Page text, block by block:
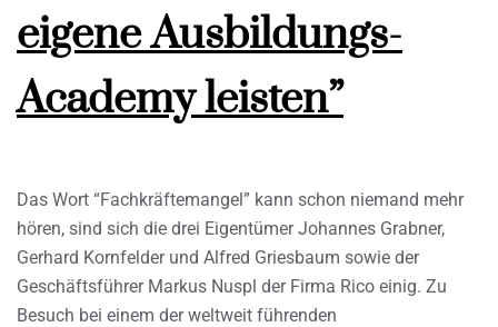
eigene Ausbildungs-
Academy leisten”
Das Wort “Fachkräftemangel” kann schon niemand mehr
hören, sind sich die drei Eigentümer Johannes Grabner,
Gerhard Kornfelder und Alfred Griesbaum sowie der
Geschäftsführer Markus Nuspl der Firma Rico einig. Zu
Besuch bei einem der weltweit führenden